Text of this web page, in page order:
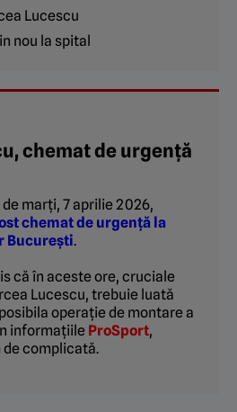
Lucescu
nou la spital
chemat de urgență
marți, 7 aprilie 2026,
chemat de urgență la
București.
că în aceste ore, cruciale
Lucescu, trebuie luată
operație de montare a
informațiile ProSport,
complicată.